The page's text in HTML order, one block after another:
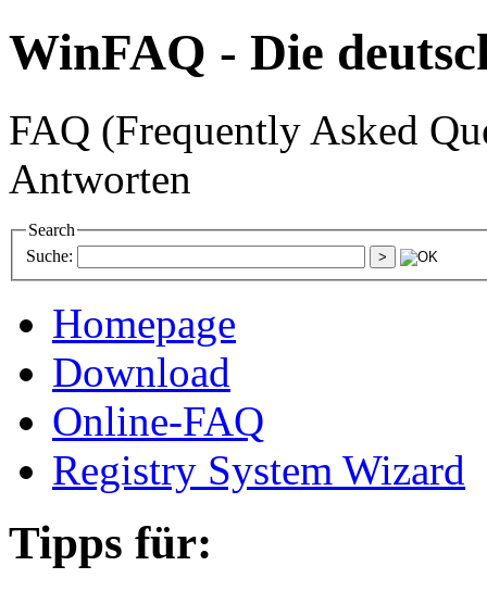
WinFAQ - Die
FAQ (Frequently Asked
Antworten
Search
Suche:
Homepage
Download
Online-FAQ
Registry System Wizard
Tipps für: